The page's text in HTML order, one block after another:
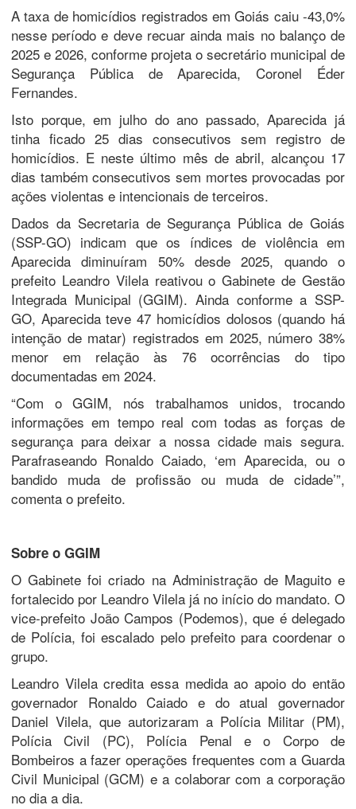
A taxa de homicídios registrados em Goiás caiu -43,0%
nesse período e deve recuar ainda mais no balanço de
2025 e 2026, conforme projeta o secretário municipal de
Segurança Pública de Aparecida, Coronel Éder
Fernandes.
Isto porque, em julho do ano passado, Aparecida já
tinha ficado 25 dias consecutivos sem registro de
homicídios. E neste último mês de abril, alcançou 17
dias também consecutivos sem mortes provocadas por
ações violentas e intencionais de terceiros.
Dados da Secretaria de Segurança Pública de Goiás
(SSP-GO) indicam que os índices de violência em
Aparecida diminuíram 50% desde 2025, quando o
prefeito Leandro Vilela reativou o Gabinete de Gestão
Integrada Municipal (GGIM). Ainda conforme a SSP-
GO, Aparecida teve 47 homicídios dolosos (quando há
intenção de matar) registrados em 2025, número 38%
menor em relação às 76 ocorrências do tipo
documentadas em 2024.
“Com o GGIM, nós trabalhamos unidos, trocando
informações em tempo real com todas as forças de
segurança para deixar a nossa cidade mais segura.
Parafraseando Ronaldo Caiado, ‘em Aparecida, ou o
bandido muda de profissão ou muda de cidade’”,
comenta o prefeito.
Sobre o GGIM
O Gabinete foi criado na Administração de Maguito e
fortalecido por Leandro Vilela já no início do mandato. O
vice-prefeito João Campos (Podemos), que é delegado
de Polícia, foi escalado pelo prefeito para coordenar o
grupo.
Leandro Vilela credita essa medida ao apoio do então
governador Ronaldo Caiado e do atual governador
Daniel Vilela, que autorizaram a Polícia Militar (PM),
Polícia Civil (PC), Polícia Penal e o Corpo de
Bombeiros a fazer operações frequentes com a Guarda
Civil Municipal (GCM) e a colaborar com a corporação
no dia a dia.